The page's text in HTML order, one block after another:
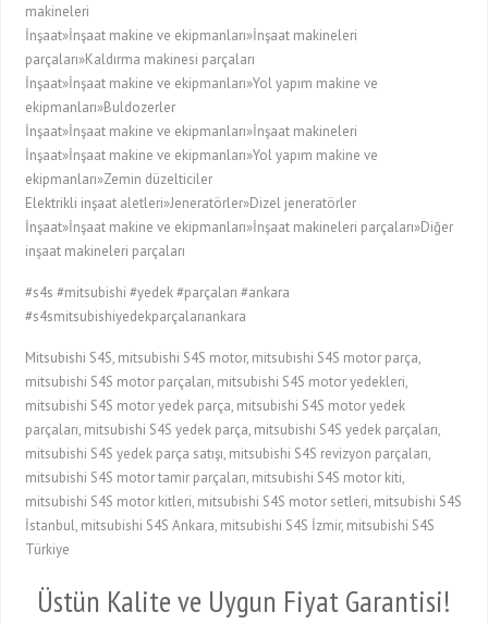
makineleri
İnşaat»İnşaat makine ve ekipmanları»İnşaat makineleri
parçaları»Kaldırma makinesi parçaları
İnşaat»İnşaat makine ve ekipmanları»Yol yapım makine ve
ekipmanları»Buldozerler
İnşaat»İnşaat makine ve ekipmanları»İnşaat makineleri
İnşaat»İnşaat makine ve ekipmanları»Yol yapım makine ve
ekipmanları»Zemin düzelticiler
Elektrikli inşaat aletleri»Jeneratörler»Dizel jeneratörler
İnşaat»İnşaat makine ve ekipmanları»İnşaat makineleri parçaları»Diğer
inşaat makineleri parçaları
#s4s #mitsubishi #yedek #parçaları #ankara
#s4smitsubishiyedekparçalarıankara
Mitsubishi S4S, mitsubishi S4S motor, mitsubishi S4S motor parça,
mitsubishi S4S motor parçaları, mitsubishi S4S motor yedekleri,
mitsubishi S4S motor yedek parça, mitsubishi S4S motor yedek
parçaları, mitsubishi S4S yedek parça, mitsubishi S4S yedek parçaları,
mitsubishi S4S yedek parça satışı, mitsubishi S4S revizyon parçaları,
mitsubishi S4S motor tamir parçaları, mitsubishi S4S motor kiti,
mitsubishi S4S motor kitleri, mitsubishi S4S motor setleri, mitsubishi S4S
İstanbul, mitsubishi S4S Ankara, mitsubishi S4S İzmir, mitsubishi S4S
Türkiye
Üstün Kalite ve Uygun Fiyat Garantisi!